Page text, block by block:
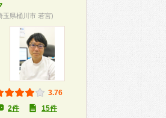
玉県桶川市 若宮)
3.76
2件
15件